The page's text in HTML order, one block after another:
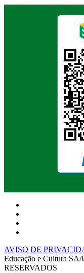
AVISO DE
Educação e Cultura
RESERVADOS